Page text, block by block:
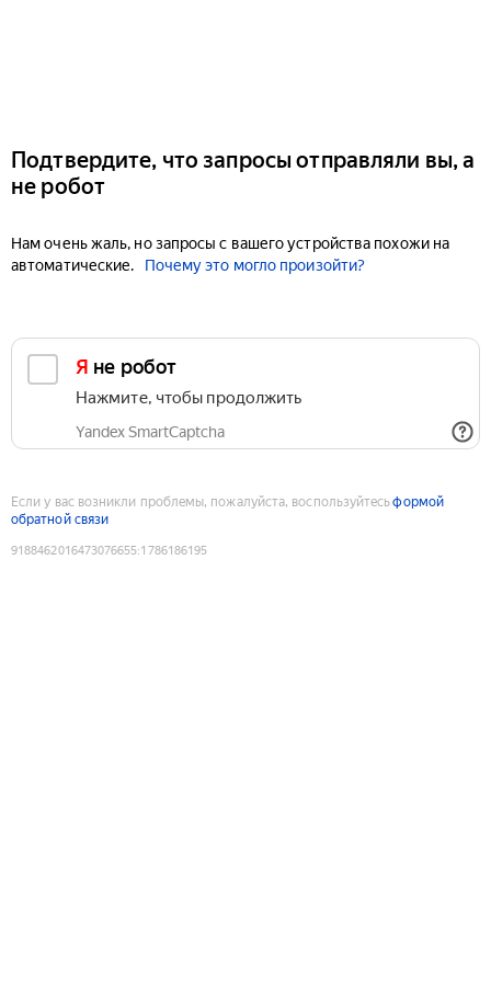
Подтвердите, что запросы отправляли вы, а
не робот
Нам очень жаль, но запросы с вашего устройства похожи на
автоматические.
Почему это могло произойти?
Я не робот
Нажмите, чтобы продолжить
Yandex SmartCaptcha
Если у вас возникли проблемы, пожалуйста, воспользуйтесьформой
обратной связи
9188462016473076655:1786186195